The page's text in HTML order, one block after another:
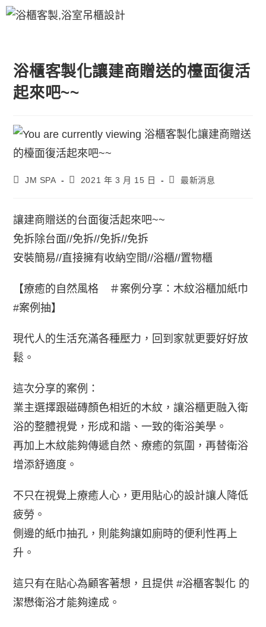
浴櫃客製化讓建商贈送的檯面復活
起來吧~~
JM SPA 2021 年 3 月 15 日 最新消息
讓建商贈送的台面復活起來吧~~
免拆除台面//免拆//免拆//免拆
安裝簡易//直接擁有收納空間//浴櫃//置物櫃
【療癒的自然風格 ＃ 案例分享 ：木紋浴櫃加紙巾
#案例抽】
現代人的生活充滿各種壓力，回到家就更要好好放
鬆。
這次分享的案例：
業主選擇跟磁磚顏色相近的木紋，讓浴櫃更融入衛
浴的整體視覺，形成和諧、一致的衛浴美學。
再加上木紋能夠傳遞自然、療癒的氛圍，再替衛浴
增添舒適度。
不只在視覺上療癒人心，更用貼心的設計讓人降低
疲勞。
側邊的紙巾抽孔，則能夠讓如廁時的便利性再上
升。
這只有在貼心為顧客著想，且提供 #浴櫃客製化 的
潔懋衛浴才能夠達成。